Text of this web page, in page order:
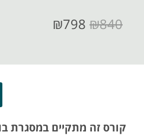
₪840
₪798
קורס זה מתקיים במסגרת